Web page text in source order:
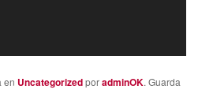
en UncategorizedporadminOK. Guarda